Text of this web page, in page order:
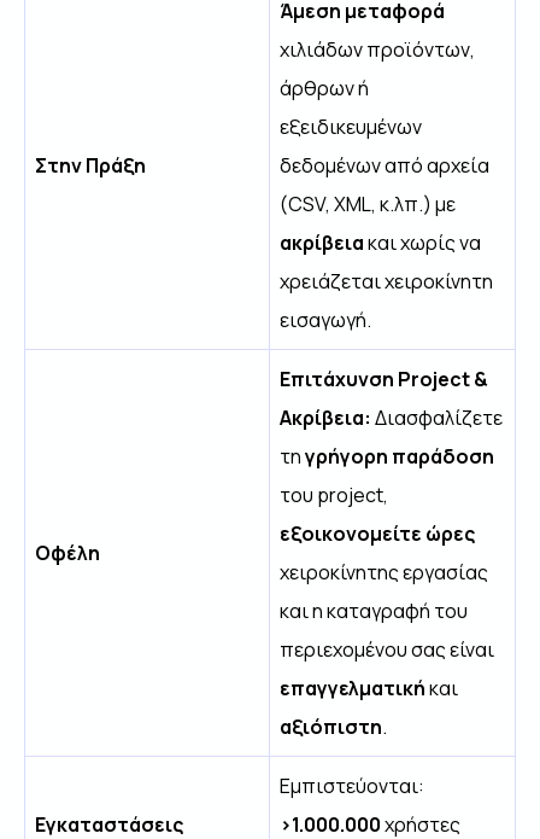
Στην Πράξη
Άμεση μεταφορά
χιλιάδων προϊόντων,
άρθρων ή
εξειδικευμένων
δεδομένων από αρχεία
(CSV, XML, κ.λπ.) με
ακρίβειακαι χωρίς να
χρειάζεται χειροκίνητη
εισαγωγή.
Οφέλη
Επιτάχυνση Project &
Ακρίβεια: Διασφαλίζετε
τηγρήγορη παράδοση
του project,
εξοικονομείτε ώρες
χειροκίνητης εργασίας
και η καταγραφή του
περιεχομένου σας είναι
επαγγελματικήκαι
αξιόπιστη.
Εγκαταστάσεις
Εμπιστεύονται:
>1.000.000χρήστες